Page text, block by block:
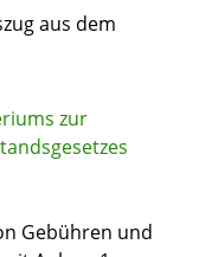
aus dem
zur
Gebühren und